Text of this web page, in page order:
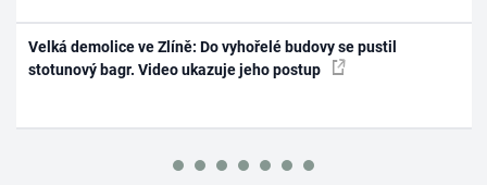
Velká demolice ve Zlíně: Do vyhořelé budovy se pustil
stotunový bagr. Video ukazuje jeho postup